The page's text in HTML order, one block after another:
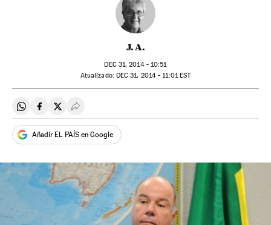
J. A.
DEC31, 2014 - 10:51
atualizado: DEC 31, 2014 - 11:01EST
Compartir en Whatsapp
Compartir en Facebook
Compartir en Twitter
Desplegar Redes Sociales
Añadir EL PAÍS en Google